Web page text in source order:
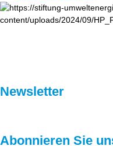
Newsletter
Abonnieren Sie